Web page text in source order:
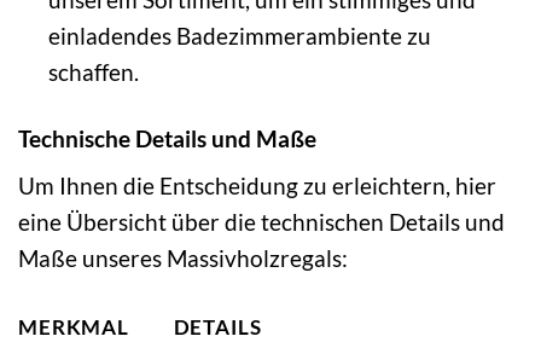
einladendes Badezimmerambiente zu
schaffen.
Technische Details und Maße
Um Ihnen die Entscheidung zu erleichtern, hier
eine Übersicht über die technischen Details und
Maße unseres Massivholzregals:
MERKMAL
DETAILS